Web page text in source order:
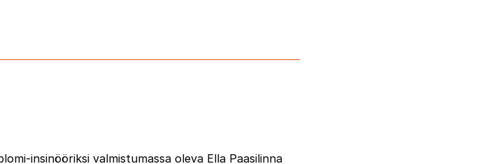
insinööriksi valmistumassa oleva Ella Paasilinna